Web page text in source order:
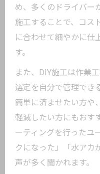
め、多くのドライバー
施工することで、コス
に合わせて細やかに仕
す。
また、DIY施工は作業
選定を自分で管理でき
簡単に済ませたい方や
軽減したい方にもおす
ーティングを行ったユ
クになった」「水アカ
声が多く聞かれます。